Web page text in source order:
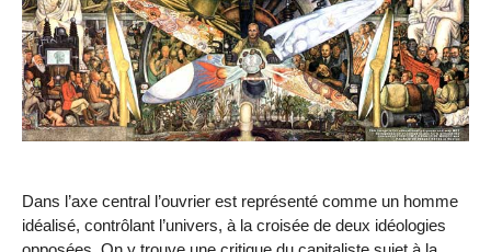
Dans l’axe central l’ouvrier est représenté comme un homme
idéalisé, contrôlant l’univers, à la croisée de deux idéologies